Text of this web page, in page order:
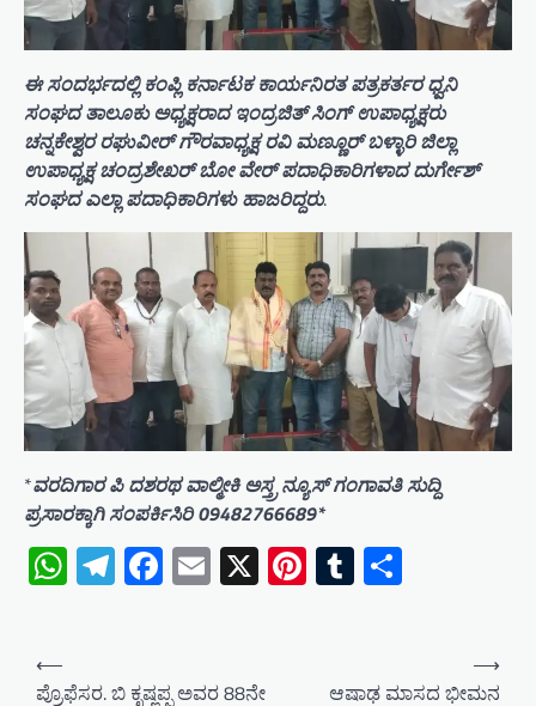
ಈ ಸಂದರ್ಭದಲ್ಲಿ ಕಂಪ್ಲಿ ಕರ್ನಾಟಕ ಕಾರ್ಯನಿರತ ಪತ್ರಕರ್ತರ ಧ್ವನಿ
ಸಂಘದ ತಾಲೂಕು ಅಧ್ಯಕ್ಷರಾದ ಇಂದ್ರಜಿತ್ ಸಿಂಗ್ ಉಪಾಧ್ಯಕ್ಷರು
ಚನ್ನಕೇಶ್ವರ ರಘುವೀರ್ ಗೌರವಾಧ್ಯಕ್ಷ ರವಿ ಮಣ್ಣೂರ್ ಬಳ್ಳಾರಿ ಜಿಲ್ಲಾ
ಉಪಾಧ್ಯಕ್ಷ ಚಂದ್ರಶೇಖರ್ ಬೋ ವೇರ್ ಪದಾಧಿಕಾರಿಗಳಾದ ದುರ್ಗೇಶ್
ಸಂಘದ ಎಲ್ಲಾ ಪದಾಧಿಕಾರಿಗಳು ಹಾಜರಿದ್ದರು.
*ವರದಿಗಾರ ಪಿ ದಶರಥ ವಾಲ್ಮೀಕಿ ಅಸ್ತ್ರ ನ್ಯೂಸ್ ಗಂಗಾವತಿ ಸುದ್ದಿ
ಪ್ರಸಾರಕ್ಕಾಗಿ ಸಂಪರ್ಕಿಸಿರಿ 09482766689*
WhatsApp
Telegram
Facebook
Email
X Pinterest
Tumblr
⟵
ಪ್ರೊಫೆಸರ. ಬಿ ಕೃಷ್ಣಪ್ಪ ಅವರ 88ನೇ
ಆಷಾಢ ಮಾಸದ ಭೀಮನ
⟶